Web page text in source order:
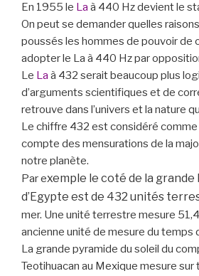
En 1955 le La à 440 Hz devient le
On peut se demander quelles
poussés les hommes de pouvoir de
adopter le La à 440 Hz par
Le La à 432 serait beaucoup plus
d’arguments scientifiques et de
retrouve dans l’univers et la nature
Le chiffre 432 est considéré
compte des mensurations de la
notre planète.
Par exemple le coté de la grande
d’Egypte est de 432 unités
mer. Une unité terrestre mesure
ancienne unité de mesure du temps
La grande pyramide du soleil du
Teotihuacan au Mexique mesure